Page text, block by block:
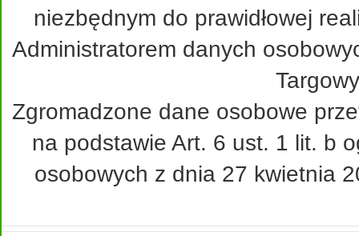
niezbędnym do prawidłowej
Administratorem danych
Zgromadzone dane osobowe
na podstawie Art. 6 ust. 1 lit. b
osobowych z dnia 27 kwietnia